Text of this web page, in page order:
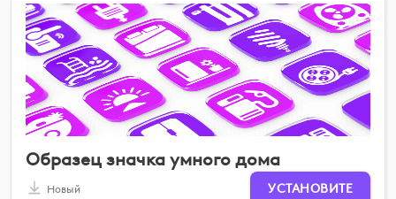
Образец значка умного дома
Новый УСТАНОВИТЕ